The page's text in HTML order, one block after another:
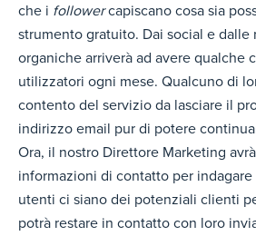
che i followercapiscano cosa sia
strumento gratuito. Dai social e dalle
organiche arriverà ad avere qualche
utilizzatori ogni mese. Qualcuno di
contento del servizio da lasciare il
indirizzo email pur di potere
Ora, il nostro Direttore Marketing
informazioni di contatto per indagare
utenti ci siano dei potenziali clienti
potrà restare in contatto con loro